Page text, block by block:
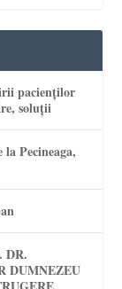
pacienților
soluții
Pecineaga,
DR.
DUMNEZEU